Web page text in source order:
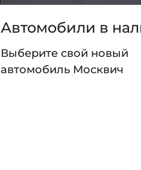
Автомобили в
Выберите свой новый
автомобиль Москвич